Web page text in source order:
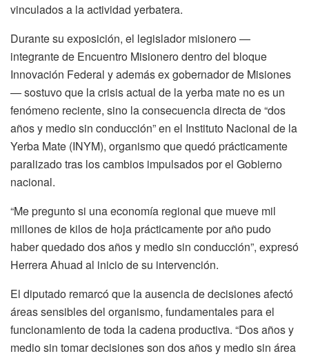
vinculados a la actividad yerbatera.
Durante su exposición, el legislador misionero —
integrante de Encuentro Misionero dentro del bloque
Innovación Federal y además ex gobernador de Misiones
— sostuvo que la crisis actual de la yerba mate no es un
fenómeno reciente, sino la consecuencia directa de “dos
años y medio sin conducción” en el Instituto Nacional de la
Yerba Mate (INYM), organismo que quedó prácticamente
paralizado tras los cambios impulsados por el Gobierno
nacional.
“Me pregunto si una economía regional que mueve mil
millones de kilos de hoja prácticamente por año pudo
haber quedado dos años y medio sin conducción”, expresó
Herrera Ahuad al inicio de su intervención.
El diputado remarcó que la ausencia de decisiones afectó
áreas sensibles del organismo, fundamentales para el
funcionamiento de toda la cadena productiva. “Dos años y
medio sin tomar decisiones son dos años y medio sin área